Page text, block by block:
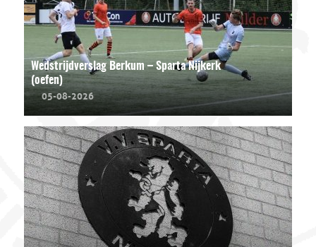
Wedstrijdverslag Berkum – Sparta Nijkerk
(oefen)
05-08-2026